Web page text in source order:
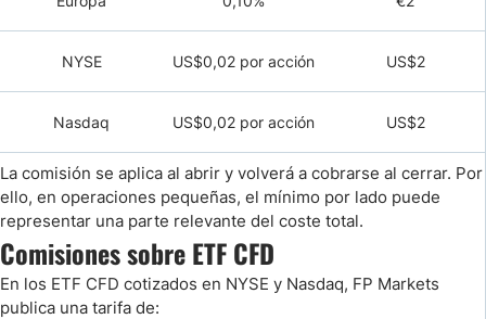
NYSE US$0,02 por acción US$2
Nasdaq US$0,02 por acción US$2
La comisión se aplica al abrir y volverá a cobrarse al cerrar. Por
ello, en operaciones pequeñas, el mínimo por lado puede
representar una parte relevante del coste total.
Comisiones sobre ETF CFD
En los ETF CFD cotizados en NYSE y Nasdaq, FP Markets
publica una tarifa de: